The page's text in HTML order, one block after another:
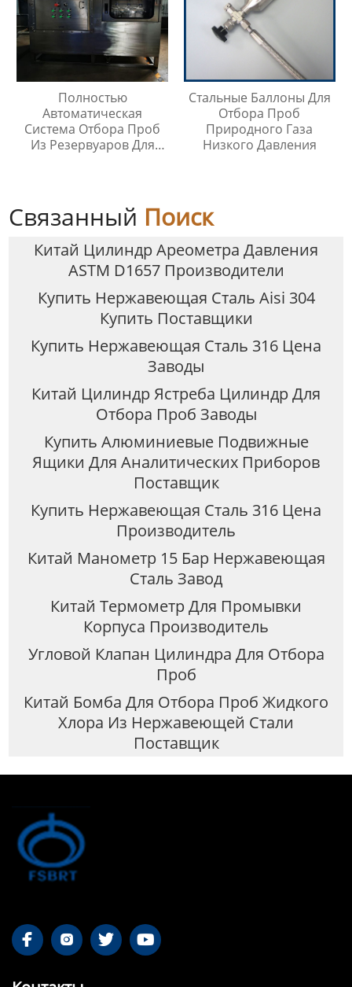
Полностью
Автоматическая
Система Отбора Проб
Из Резервуаров Для
Стальные Баллоны Для
Отбора Проб
Природного Газа
Низкого Давления
Связанный Поиск
Китай Цилиндр Ареометра Давления
ASTM D1657 Производители
Купить Нержавеющая Сталь Aisi 304
Купить Поставщики
Купить Нержавеющая Сталь 316 Цена
Заводы
Китай Цилиндр Ястреба Цилиндр Для
Отбора Проб Заводы
Купить Алюминиевые Подвижные
Ящики Для Аналитических Приборов
Поставщик
Купить Нержавеющая Сталь 316 Цена
Производитель
Китай Манометр 15 Бар Нержавеющая
Сталь Завод
Китай Термометр Для Промывки
Корпуса Производитель
Угловой Клапан Цилиндра Для Отбора
Проб
Китай Бомба Для Отбора Проб Жидкого
Хлора Из Нержавеющей Стали
Поставщик
   